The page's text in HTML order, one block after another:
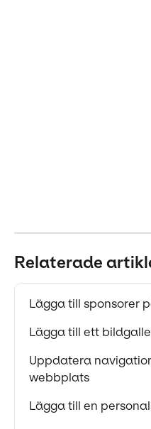
Relaterade
Lägga till sponsorer
Lägga till ett
Uppdatera
webbplats
Lägga till en